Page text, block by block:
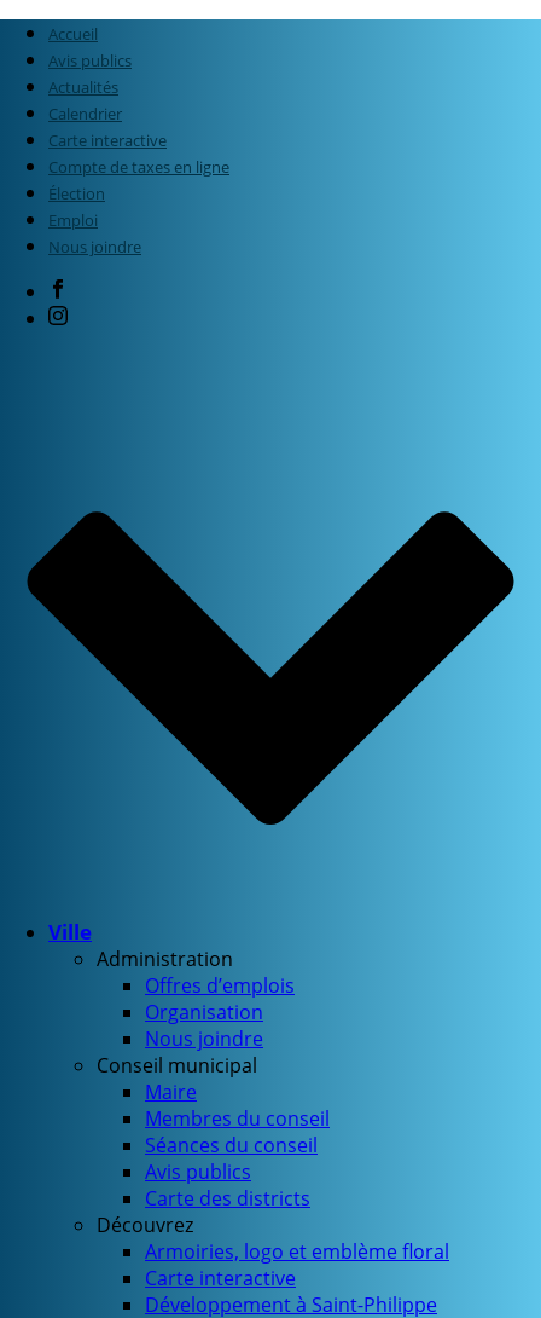
Accueil
Avis publics
Actualités
Calendrier
Carte interactive
Compte de taxes en ligne
Élection
Emploi
Nous joindre
Ville
Administration
Offres d’emplois
Organisation
Nous joindre
Conseil municipal
Maire
Membres du conseil
Séances du conseil
Avis publics
Carte des districts
Découvrez
Armoiries, logo et emblème floral
Carte interactive
Développement à Saint-Philippe